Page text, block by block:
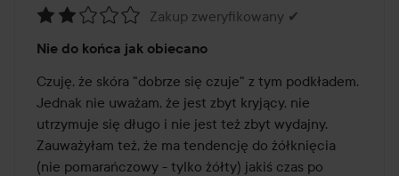
2
z
5
Zakup zweryfikowany ✔
Nie do końca jak obiecano
Czuję, że skóra "dobrze się czuje" z tym podkładem.
Jednak nie uważam, że jest zbyt kryjący, nie
utrzymuje się długo i nie jest też zbyt wydajny.
Zauważyłam też, że ma tendencję do żółknięcia
(nie pomarańczowy - tylko żółty) jakiś czas po